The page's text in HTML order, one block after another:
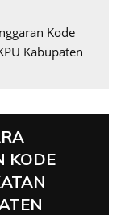
Kode
Kabupaten
KODE